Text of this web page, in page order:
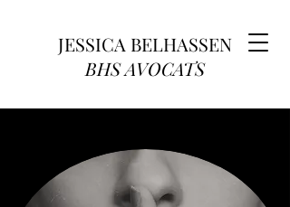
JESSICA BELHASSEN
BHS AVOCATS